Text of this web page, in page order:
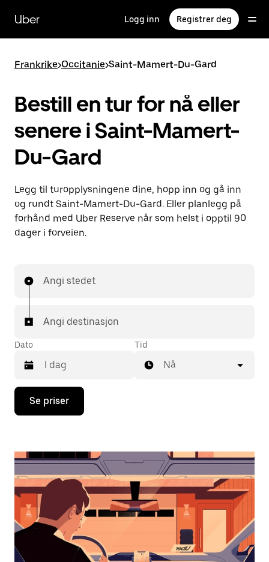
hovedinnholdet
Uber Logg inn Registrer deg
Frankrike>Occitanie>Saint-Mamert-Du-Gard
Bestill en tur for nå eller
senere i Saint-Mamert-
Du-Gard
Legg til turopplysningene dine, hopp inn og gå inn
og rundt Saint-Mamert-Du-Gard. Eller planlegg på
forhånd med Uber Reserve når som helst i opptil 90
dager i forveien.
Angi stedet
Angi destinasjon
Dato
Trykk
piltast
åpne
og
velge
dato.
Trykk
på
Esc-
knappen
Tid
Nå
Se priser